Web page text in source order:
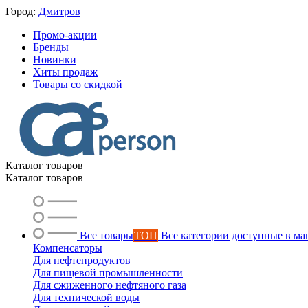
Город: Дмитров
Промо-акции
Бренды
Новинки
Хиты продаж
Товары со скидкой
Каталог товаров
Каталог товаров
Все товарыТОП Все категории доступные в
Компенсаторы
Для нефтепродуктов
Для пищевой промышленности
Для сжиженного нефтяного газа
Для технической воды